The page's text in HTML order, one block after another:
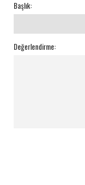
Başlık:
Değerlendirme: